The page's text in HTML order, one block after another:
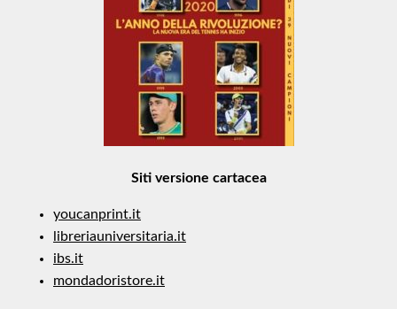
Siti versione cartacea
youcanprint.it
libreriauniversitaria.it
ibs.it
mondadoristore.it